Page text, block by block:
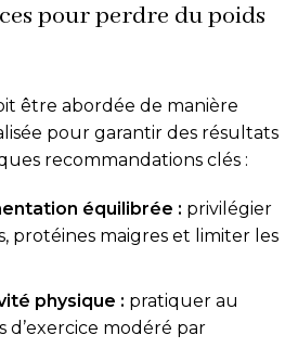
pour perdre du poids
être abordée de manière
pour garantir des résultats
recommandations clés :
équilibrée : privilégier
protéines maigres et limiter les
physique : pratiquer au
d’exercice modéré par